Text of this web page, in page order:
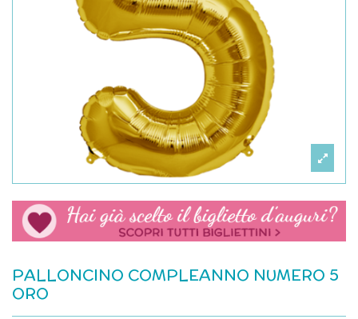
PALLONCINO COMPLEANNO NUMERO 5
ORO